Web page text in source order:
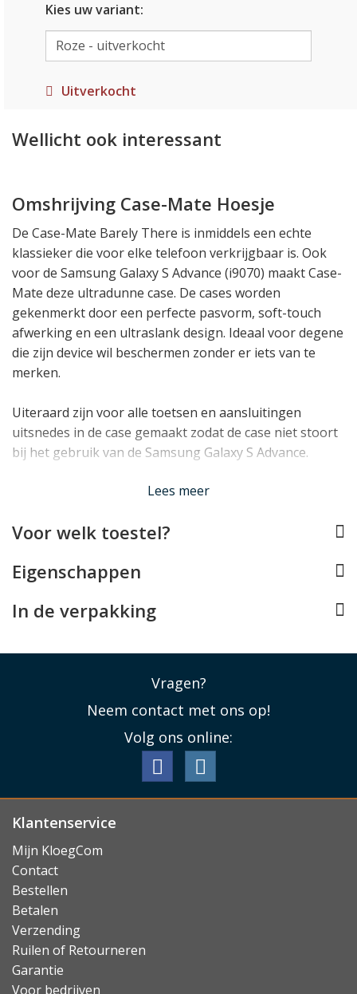
Kies uw variant:
Uitverkocht
Wellicht ook interessant
Omshrijving Case-Mate Hoesje
De Case-Mate Barely There is inmiddels een echte
klassieker die voor elke telefoon verkrijgbaar is. Ook
voor de Samsung Galaxy S Advance (i9070) maakt Case-
Mate deze ultradunne case. De cases worden
gekenmerkt door een perfecte pasvorm, soft-touch
afwerking en een ultraslank design. Ideaal voor degene
die zijn device wil beschermen zonder er iets van te
merken.
Uiteraard zijn voor alle toetsen en aansluitingen
uitsnedes in de case gemaakt zodat de case niet stoort
bij het gebruik van de Samsung Galaxy S Advance.
Lees minder
Lees meer
Voor welk toestel?
Eigenschappen
In de verpakking
Vragen?
Neem contact met ons op!
Volg ons online:
Klantenservice
Mijn KloegCom
Contact
Bestellen
Betalen
Verzending
Ruilen of Retourneren
Garantie
Voor bedrijven